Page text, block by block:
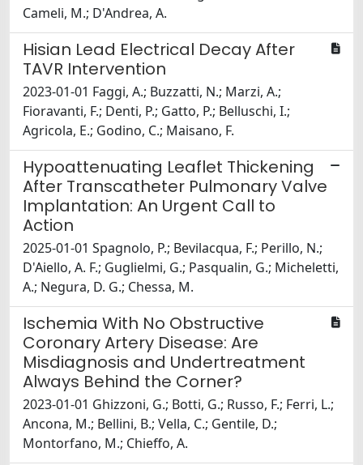
Cameli, M.; D'Andrea, A.
Hisian Lead Electrical Decay After
TAVR Intervention
2023-01-01 Faggi, A.; Buzzatti, N.; Marzi, A.;
Fioravanti, F.; Denti, P.; Gatto, P.; Belluschi, I.;
Agricola, E.; Godino, C.; Maisano, F.
Hypoattenuating Leaflet Thickening
After Transcatheter Pulmonary Valve
Implantation: An Urgent Call to
Action
2025-01-01 Spagnolo, P.; Bevilacqua, F.; Perillo, N.;
D'Aiello, A. F.; Guglielmi, G.; Pasqualin, G.; Micheletti,
A.; Negura, D. G.; Chessa, M.
Ischemia With No Obstructive
Coronary Artery Disease: Are
Misdiagnosis and Undertreatment
Always Behind the Corner?
2023-01-01 Ghizzoni, G.; Botti, G.; Russo, F.; Ferri, L.;
Ancona, M.; Bellini, B.; Vella, C.; Gentile, D.;
Montorfano, M.; Chieffo, A.